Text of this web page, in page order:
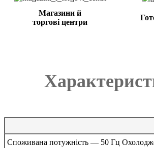
Магазини й
торгові центри
Споживана потужність — 50 Гц